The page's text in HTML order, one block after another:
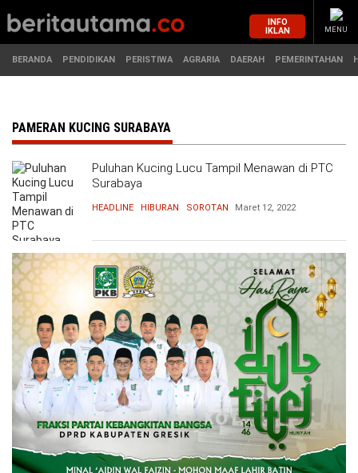
MASUK
BERANDA
PERISTIWA
AGRARIA
DAERAH
PEMERINTAHAN
OPINI
PENDIDIKAN
HUKUM
EKONOMI
OLAHRAGA
PENDIDIKAN
HIBURAN
BERITABARU.CO
KABARBARU.CO
SERIKATNEWS.COM
PEWARTANUSANTARA.COM
LANGGAR.CO
JOBNAS.COM
SURAU.CO
INFO
IKLAN
MENU
BERANDA PENDIDIKAN PERISTIWA AGRARIA DAERAH PEMERINTAHAN
PAMERAN KUCING SURABAYA
Puluhan Kucing Lucu Tampil Menawan di PTC
Surabaya
HEADLINE HIBURAN SOROTAN Maret 12, 2022